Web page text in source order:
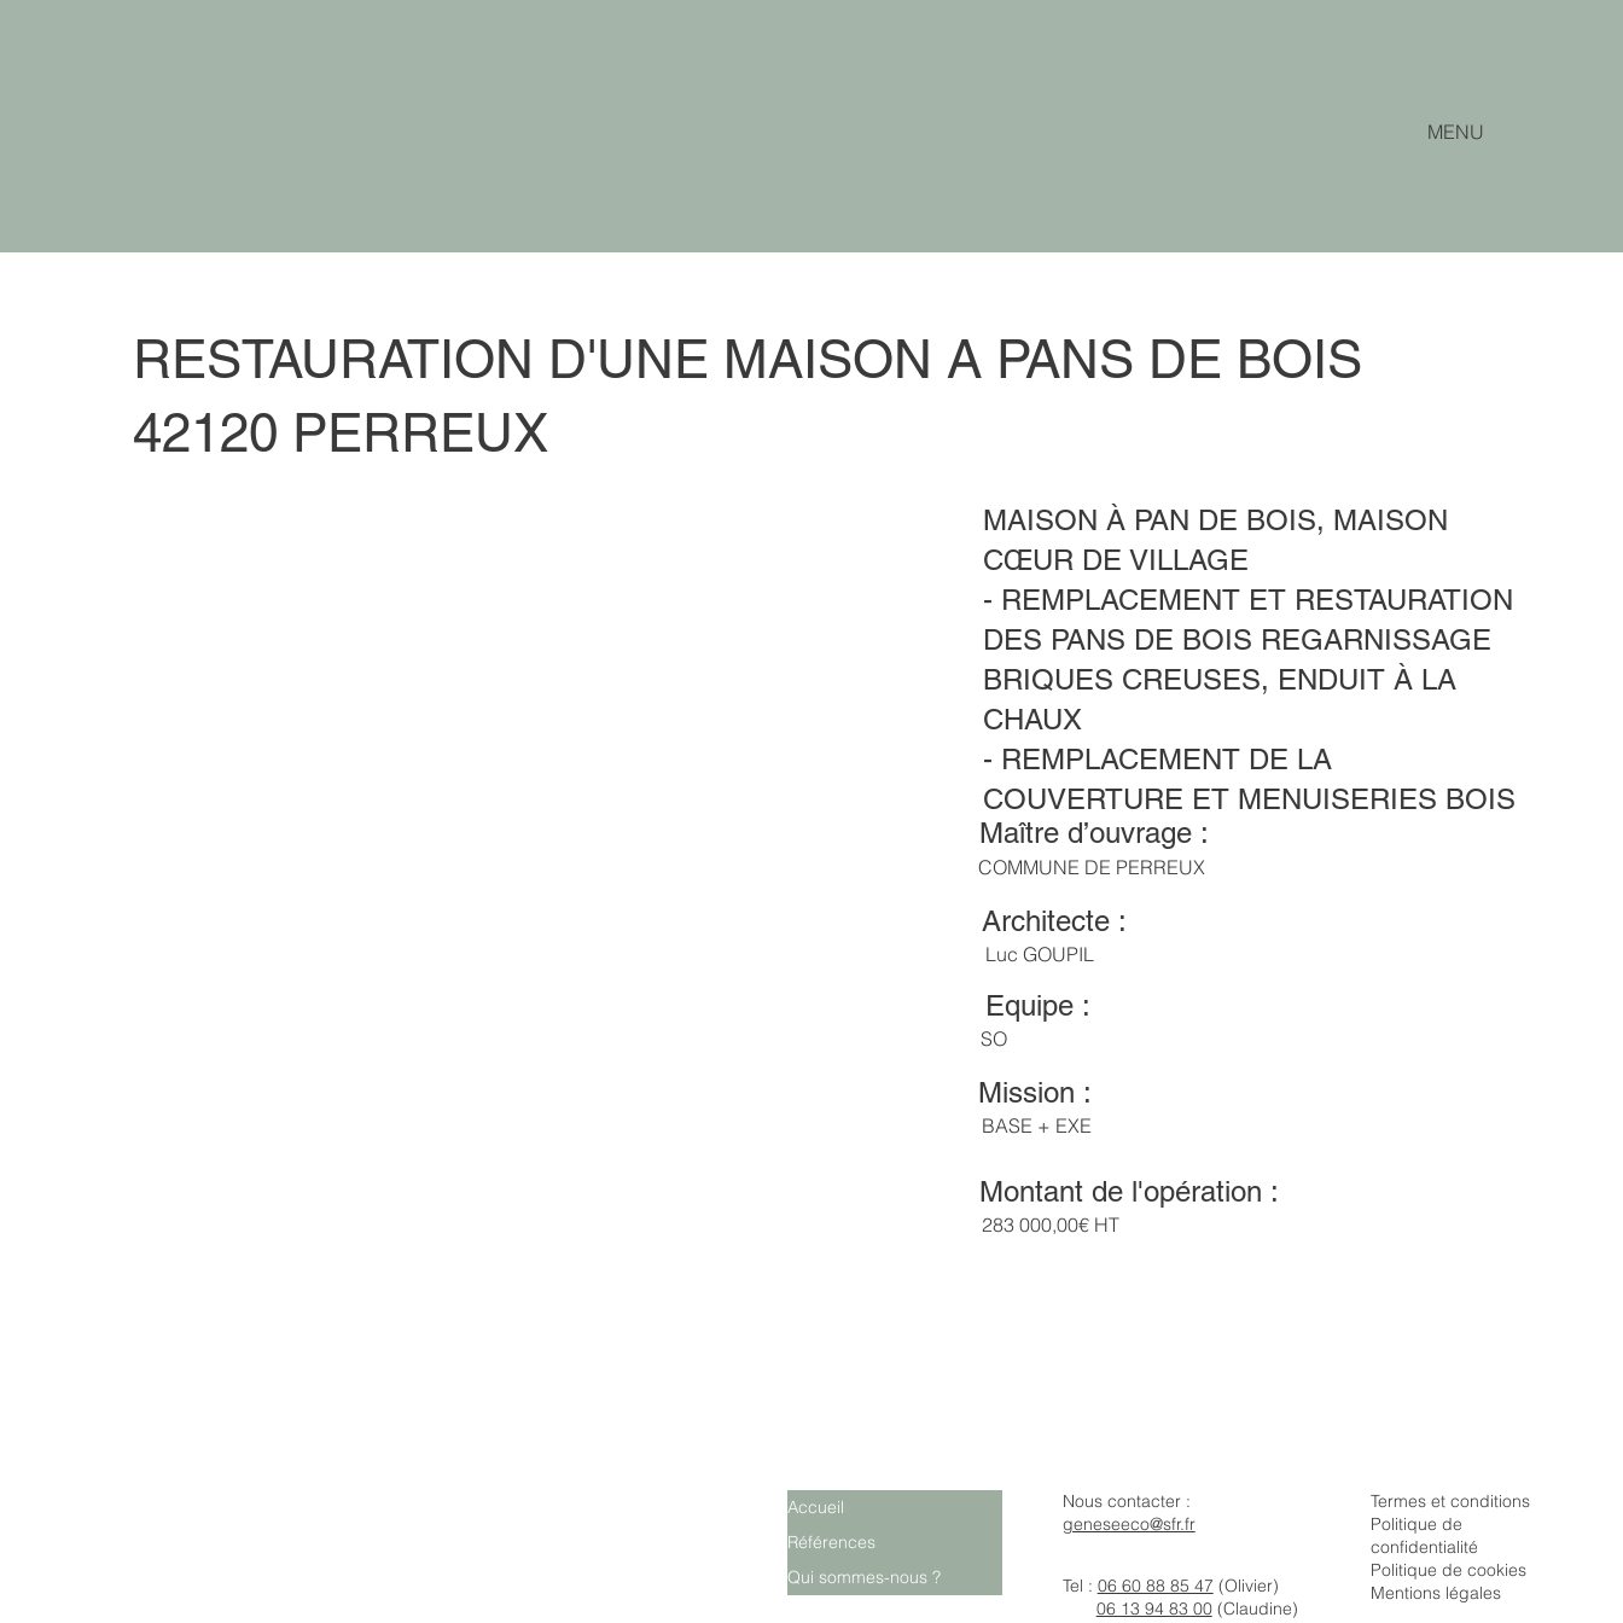
MENU
RESTAURATION D'UNE MAISON A PANS DE BOIS
42120 PERREUX
MAISON À PAN DE BOIS, MAISON
CŒUR DE VILLAGE
- REMPLACEMENT ET RESTAURATION
DES PANS DE BOIS REGARNISSAGE
BRIQUES CREUSES, ENDUIT À LA
CHAUX
- REMPLACEMENT DE LA
COUVERTURE ET MENUISERIES BOIS
Maître d’ouvrage :
COMMUNE DE PERREUX
Architecte :
Luc GOUPIL
Equipe :
SO
Mission :
BASE + EXE
Montant de l'opération :
283 000,00€ HT
Accueil
Références
Qui sommes-nous ?
Nous contacter :
geneseeco@sfr.fr
Tel : 06 60 88 85 47 (Olivier)
06 13 94 83 00(Claudine)
Termes et conditions
Politique de
confidentialité
Politique de cookies
Mentions légales